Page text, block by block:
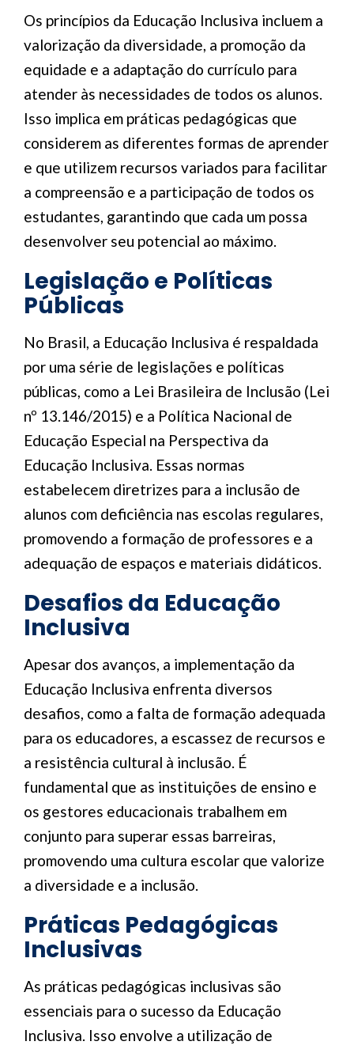
Os princípios da Educação Inclusiva incluem a
valorização da diversidade, a promoção da
equidade e a adaptação do currículo para
atender às necessidades de todos os alunos.
Isso implica em práticas pedagógicas que
considerem as diferentes formas de aprender
e que utilizem recursos variados para facilitar
a compreensão e a participação de todos os
estudantes, garantindo que cada um possa
desenvolver seu potencial ao máximo.
Legislação e Políticas
Públicas
No Brasil, a Educação Inclusiva é respaldada
por uma série de legislações e políticas
públicas, como a Lei Brasileira de Inclusão (Lei
nº 13.146/2015) e a Política Nacional de
Educação Especial na Perspectiva da
Educação Inclusiva. Essas normas
estabelecem diretrizes para a inclusão de
alunos com deficiência nas escolas regulares,
promovendo a formação de professores e a
adequação de espaços e materiais didáticos.
Desafios da Educação
Inclusiva
Apesar dos avanços, a implementação da
Educação Inclusiva enfrenta diversos
desafios, como a falta de formação adequada
para os educadores, a escassez de recursos e
a resistência cultural à inclusão. É
fundamental que as instituições de ensino e
os gestores educacionais trabalhem em
conjunto para superar essas barreiras,
promovendo uma cultura escolar que valorize
a diversidade e a inclusão.
Práticas Pedagógicas
Inclusivas
As práticas pedagógicas inclusivas são
essenciais para o sucesso da Educação
Inclusiva. Isso envolve a utilização de